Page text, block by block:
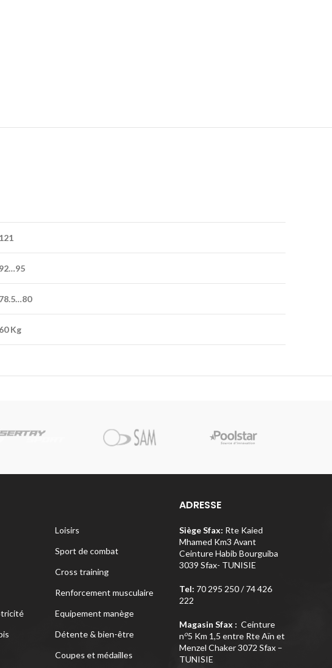
121
92…95
78.5…80
60 Kg
Loisirs
Sport de combat
Cross training
Renforcement musculaire
Equipement manège
Détente & bien-être
Coupes et médailles
ADRESSE
Siège Sfax: Rte Kaied
Mhamed Km3 Avant
Ceinture Habib Bourguiba
3039 Sfax- TUNISIE
Tel: 70 295 250 / 74 426
222
Magasin Sfax : Ceinture
no5 Km 1,5 entre Rte Aïn et
Menzel Chaker 3072 Sfax –
TUNISIE